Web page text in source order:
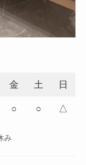
金 土 日
○ ○ △
み